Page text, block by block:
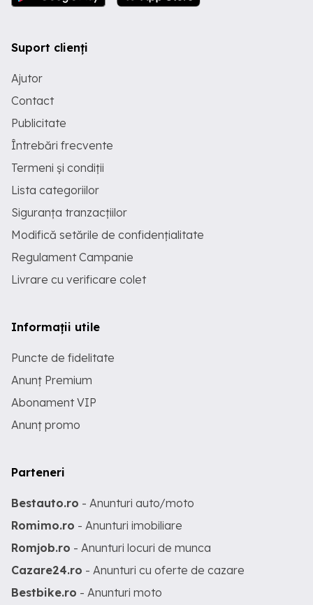
Suport clienți
Ajutor
Contact
Publicitate
Întrebări frecvente
Termeni și condiții
Lista categoriilor
Siguranța tranzacțiilor
Modifică setările de confidențialitate
Regulament Campanie
Livrare cu verificare colet
Informații utile
Puncte de fidelitate
Anunț Premium
Abonament VIP
Anunț promo
Parteneri
Bestauto.ro - Anunturi auto/moto
Romimo.ro - Anunturi imobiliare
Romjob.ro - Anunturi locuri de munca
Cazare24.ro - Anunturi cu oferte de cazare
Bestbike.ro - Anunturi moto